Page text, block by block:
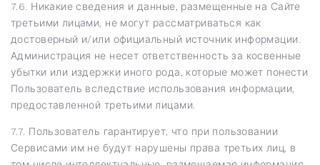
7.6. Никакие сведения и данные, размещенные на Сайте
третьими лицами, не могут рассматриваться как
достоверный и/или официальный источник информации.
Администрация не несет ответственность за косвенные
убытки или издержки иного рода, которые может понести
Пользователь вследствие использования информации,
предоставленной третьими лицами.
7.7. Пользователь гарантирует, что при пользовании
Сервисами им не будут нарушены права третьих лиц, в